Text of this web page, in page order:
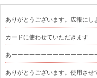
ありがとうございます。広報にし
カードに使わせていただきます
あーーーーーーーーーーーーー
ありがとうございます。使用させ